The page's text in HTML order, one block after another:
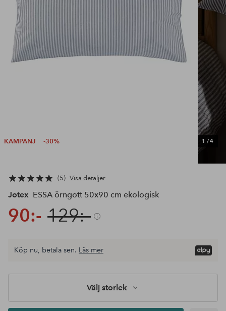
KAMPANJ -30% 1 /4
5 Visa detaljer
Jotex ESSA örngott 50x90 cm ekologisk
90:- 129:-
Köp nu, betala sen. Läs mer
Välj storlek